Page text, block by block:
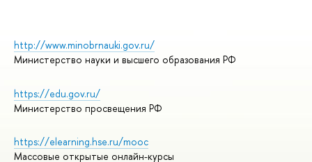
http://www.minobrnauki.gov.ru/
Министерство науки и высшего образования РФ
https://edu.gov.ru/
Министерство просвещения РФ
https://elearning.hse.ru/mooc
Массовые открытые онлайн-курсы